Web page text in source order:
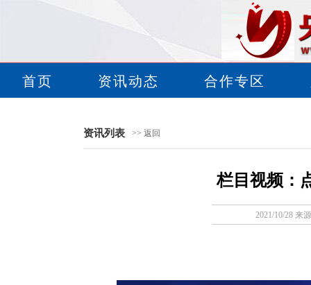
首页 资讯动态 合作专区
资讯列表 >> 返回
栏目视频：
2021/10/28 来